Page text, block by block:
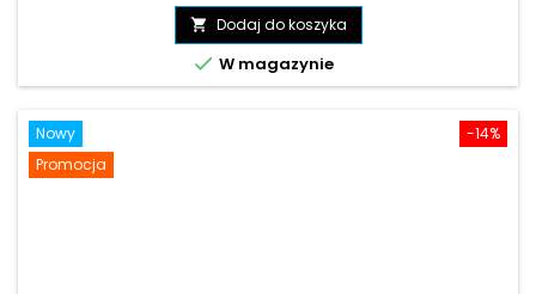
podstawowa
 Dodaj do koszyka
 W magazynie
-14%
Nowy
Promocja